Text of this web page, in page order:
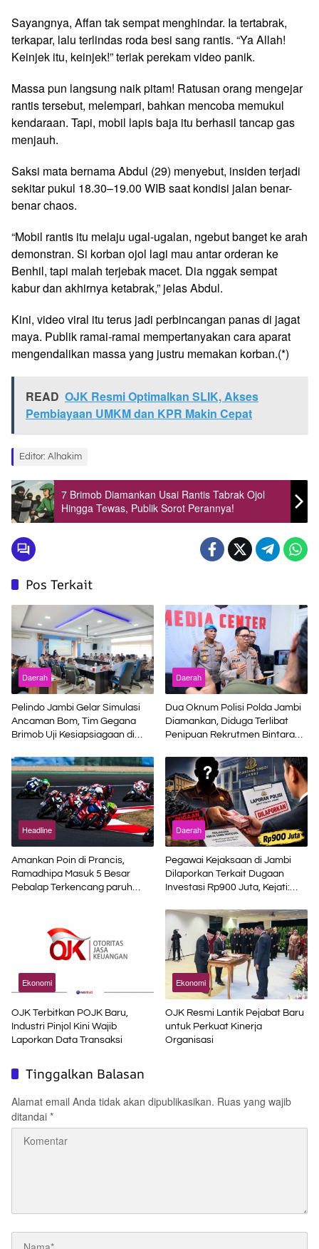
Sayangnya, Affan tak sempat menghindar. Ia tertabrak,
terkapar, lalu terlindas roda besi sang rantis. “Ya Allah!
Keinjek itu, keinjek!” teriak perekam video panik.
Massa pun langsung naik pitam! Ratusan orang mengejar
rantis tersebut, melempari, bahkan mencoba memukul
kendaraan. Tapi, mobil lapis baja itu berhasil tancap gas
menjauh.
Saksi mata bernama Abdul (29) menyebut, insiden terjadi
sekitar pukul 18.30–19.00 WIB saat kondisi jalan benar-
benar chaos.
“Mobil rantis itu melaju ugal-ugalan, ngebut banget ke arah
demonstran. Si korban ojol lagi mau antar orderan ke
Benhil, tapi malah terjebak macet. Dia nggak sempat
kabur dan akhirnya ketabrak,” jelas Abdul.
Kini, video viral itu terus jadi perbincangan panas di jagat
maya. Publik ramai-ramai mempertanyakan cara aparat
mengendalikan massa yang justru memakan korban.(*)
READ OJK Resmi Optimalkan SLIK, Akses
Pembiayaan UMKM dan KPR Makin Cepat
Editor: Alhakim
7 Brimob Diamankan Usai Rantis Tabrak Ojol
Hingga Tewas, Publik Sorot Perannya!
Pos Terkait
Daerah
Pelindo Jambi Gelar Simulasi
Ancaman Bom, Tim Gegana
Brimob Uji Kesiapsiagaan di
Daerah
Dua Oknum Polisi Polda Jambi
Diamankan, Diduga Terlibat
Penipuan Rekrutmen Bintara
Headline
Amankan Poin di Prancis,
Ramadhipa Masuk 5 Besar
Pebalap Terkencang paruh
Daerah
Pegawai Kejaksaan di Jambi
Dilaporkan Terkait Dugaan
Investasi Rp900 Juta, Kejati:
Ekonomi
OJK Terbitkan POJK Baru,
Industri Pinjol Kini Wajib
Laporkan Data Transaksi
Ekonomi
OJK Resmi Lantik Pejabat Baru
untuk Perkuat Kinerja
Organisasi
Tinggalkan Balasan
Alamat email Anda tidak akan dipublikasikan. Ruas yang wajib
ditandai *